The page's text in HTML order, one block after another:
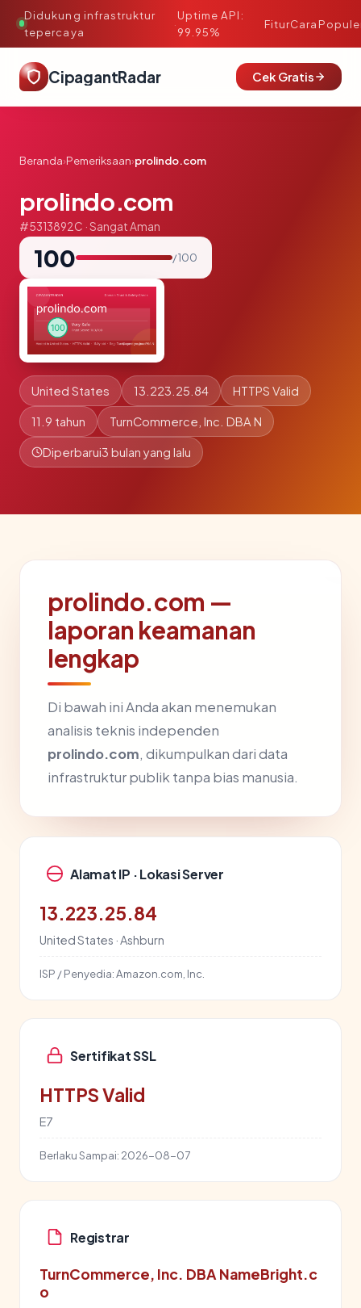
Didukung infrastruktur
tepercaya
·
Uptime API:
99.95%
FiturCara
CipagantRadar Cek Gratis
Beranda›Pemeriksaan›prolindo.com
prolindo.com
#5313892C · Sangat Aman
100 / 100
United States 13.223.25.84 HTTPS Valid
11.9 tahun TurnCommerce, Inc. DBA N
Diperbarui3 bulan yang lalu
prolindo.com —
laporan keamanan
lengkap
Di bawah ini Anda akan menemukan
analisis teknis independen
prolindo.com, dikumpulkan dari data
infrastruktur publik tanpa bias manusia.
Alamat IP · Lokasi Server
13.223.25.84
United States · Ashburn
ISP / Penyedia:Amazon.com, Inc.
Sertifikat SSL
HTTPS Valid
E7
Berlaku Sampai: 2026-08-07
Registrar
TurnCommerce, Inc. DBA NameBright.c
o